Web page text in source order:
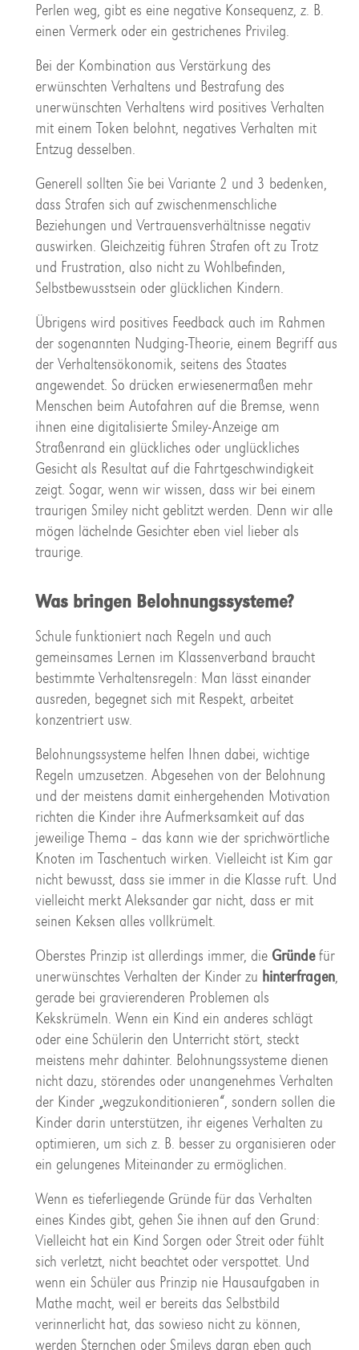
Perlen weg, gibt es eine negative Konsequenz, z. B.
einen Vermerk oder ein gestrichenes Privileg.
Bei der Kombination aus Verstärkung des
erwünschten Verhaltens und Bestrafung des
unerwünschten Verhaltens wird positives Verhalten
mit einem Token belohnt, negatives Verhalten mit
Entzug desselben.
Generell sollten Sie bei Variante 2 und 3 bedenken,
dass Strafen sich auf zwischenmenschliche
Beziehungen und Vertrauensverhältnisse negativ
auswirken. Gleichzeitig führen Strafen oft zu Trotz
und Frustration, also nicht zu Wohlbefinden,
Selbstbewusstsein oder glücklichen Kindern.
Übrigens wird positives Feedback auch im Rahmen
der sogenannten Nudging-Theorie, einem Begriff aus
der Verhaltensökonomik, seitens des Staates
angewendet. So drücken erwiesenermaßen mehr
Menschen beim Autofahren auf die Bremse, wenn
ihnen eine digitalisierte Smiley-Anzeige am
Straßenrand ein glückliches oder unglückliches
Gesicht als Resultat auf die Fahrtgeschwindigkeit
zeigt. Sogar, wenn wir wissen, dass wir bei einem
traurigen Smiley nicht geblitzt werden. Denn wir alle
mögen lächelnde Gesichter eben viel lieber als
traurige.
Was bringen Belohnungssysteme?
Schule funktioniert nach Regeln und auch
gemeinsames Lernen im Klassenverband braucht
bestimmte Verhaltensregeln: Man lässt einander
ausreden, begegnet sich mit Respekt, arbeitet
konzentriert usw.
Belohnungssysteme helfen Ihnen dabei, wichtige
Regeln umzusetzen. Abgesehen von der Belohnung
und der meistens damit einhergehenden Motivation
richten die Kinder ihre Aufmerksamkeit auf das
jeweilige Thema – das kann wie der sprichwörtliche
Knoten im Taschentuch wirken. Vielleicht ist Kim gar
nicht bewusst, dass sie immer in die Klasse ruft. Und
vielleicht merkt Aleksander gar nicht, dass er mit
seinen Keksen alles vollkrümelt.
Oberstes Prinzip ist allerdings immer, die Gründefür
unerwünschtes Verhalten der Kinder zu hinterfragen,
gerade bei gravierenderen Problemen als
Kekskrümeln. Wenn ein Kind ein anderes schlägt
oder eine Schülerin den Unterricht stört, steckt
meistens mehr dahinter. Belohnungssysteme dienen
nicht dazu, störendes oder unangenehmes Verhalten
der Kinder „wegzukonditionieren“, sondern sollen die
Kinder darin unterstützen, ihr eigenes Verhalten zu
optimieren, um sich z. B. besser zu organisieren oder
ein gelungenes Miteinander zu ermöglichen.
Wenn es tieferliegende Gründe für das Verhalten
eines Kindes gibt, gehen Sie ihnen auf den Grund:
Vielleicht hat ein Kind Sorgen oder Streit oder fühlt
sich verletzt, nicht beachtet oder verspottet. Und
wenn ein Schüler aus Prinzip nie Hausaufgaben in
Mathe macht, weil er bereits das Selbstbild
verinnerlicht hat, das sowieso nicht zu können,
werden Sternchen oder Smileys daran eben auch